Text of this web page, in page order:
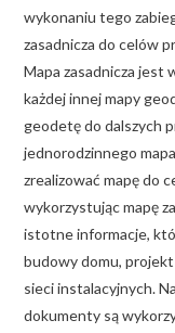
wykonaniu tego
zasadnicza do celów
Mapa zasadnicza jest
każdej innej mapy
geodetę do dalszych
jednorodzinnego
zrealizować mapę do
wykorzystując mapę
istotne informacje,
budowy domu,
sieci instalacyjnych.
dokumenty są